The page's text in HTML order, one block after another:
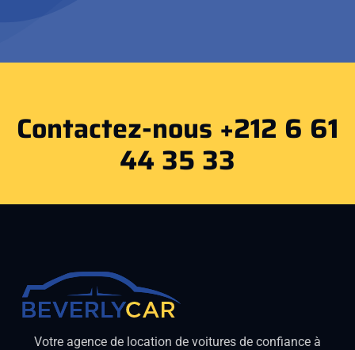
Contactez-nous +212 6 61
44 35 33
Votre agence de location de voitures de confiance à